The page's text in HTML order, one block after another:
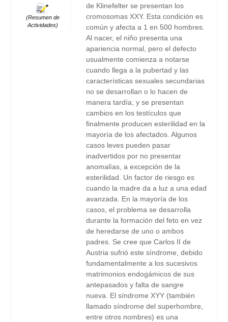
(Resumen de
Actividades)
de Klinefelter se presentan los
cromosomas XXY. Esta condición es
común y afecta a 1 en 500 hombres.
Al nacer, el niño presenta una
apariencia normal, pero el defecto
usualmente comienza a notarse
cuando llega a la pubertad y las
características sexuales secundarias
no se desarrollan o lo hacen de
manera tardía, y se presentan
cambios en los testículos que
finalmente producen esterilidad en la
mayoría de los afectados. Algunos
casos leves pueden pasar
inadvertidos por no presentar
anomalías, a excepción de la
esterilidad. Un factor de riesgo es
cuando la madre da a luz a una edad
avanzada. En la mayoría de los
casos, el problema se desarrolla
durante la formación del feto en vez
de heredarse de uno o ambos
padres. Se cree que Carlos II de
Austria sufrió este síndrome, debido
fundamentalmente a los sucesivos
matrimonios endogámicos de sus
antepasados y falta de sangre
nueva. El síndrome XYY (también
llamado síndrome del superhombre,
entre otros nombres) es una